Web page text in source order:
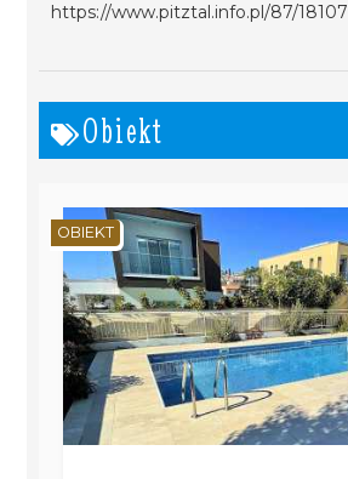
https://www.pitztal.info.pl/87/18107
Obiekt
OBIEKT